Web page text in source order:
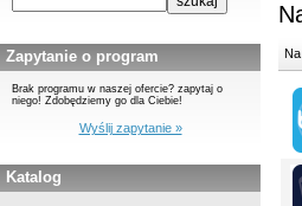
Zapytanie o program
Brak programu w naszej ofercie? zapytaj o
niego! Zdobędziemy go dla Ciebie!
Wyślij zapytanie »
Katalog